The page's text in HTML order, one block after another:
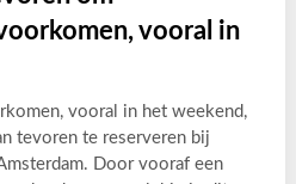
vooral in
vooral in het weekend,
tevoren te reserveren bij
Door vooraf een